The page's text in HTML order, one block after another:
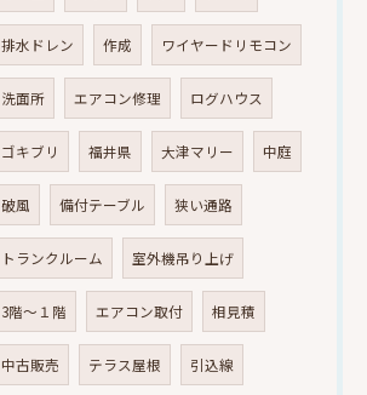
排水ドレン 作成 ワイヤードリモコン
洗面所 エアコン修理 ログハウス
ゴキブリ 福井県 大津マリー 中庭
破風 備付テーブル 狭い通路
トランクルーム 室外機吊り上げ
3階～１階 エアコン取付 相見積
中古販売 テラス屋根 引込線